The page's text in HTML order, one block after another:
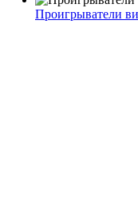
Проигрыватели